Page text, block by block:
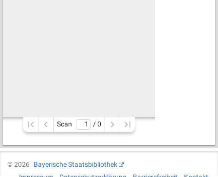
Scan / 0
©2026
Bayerische Staatsbibliothek